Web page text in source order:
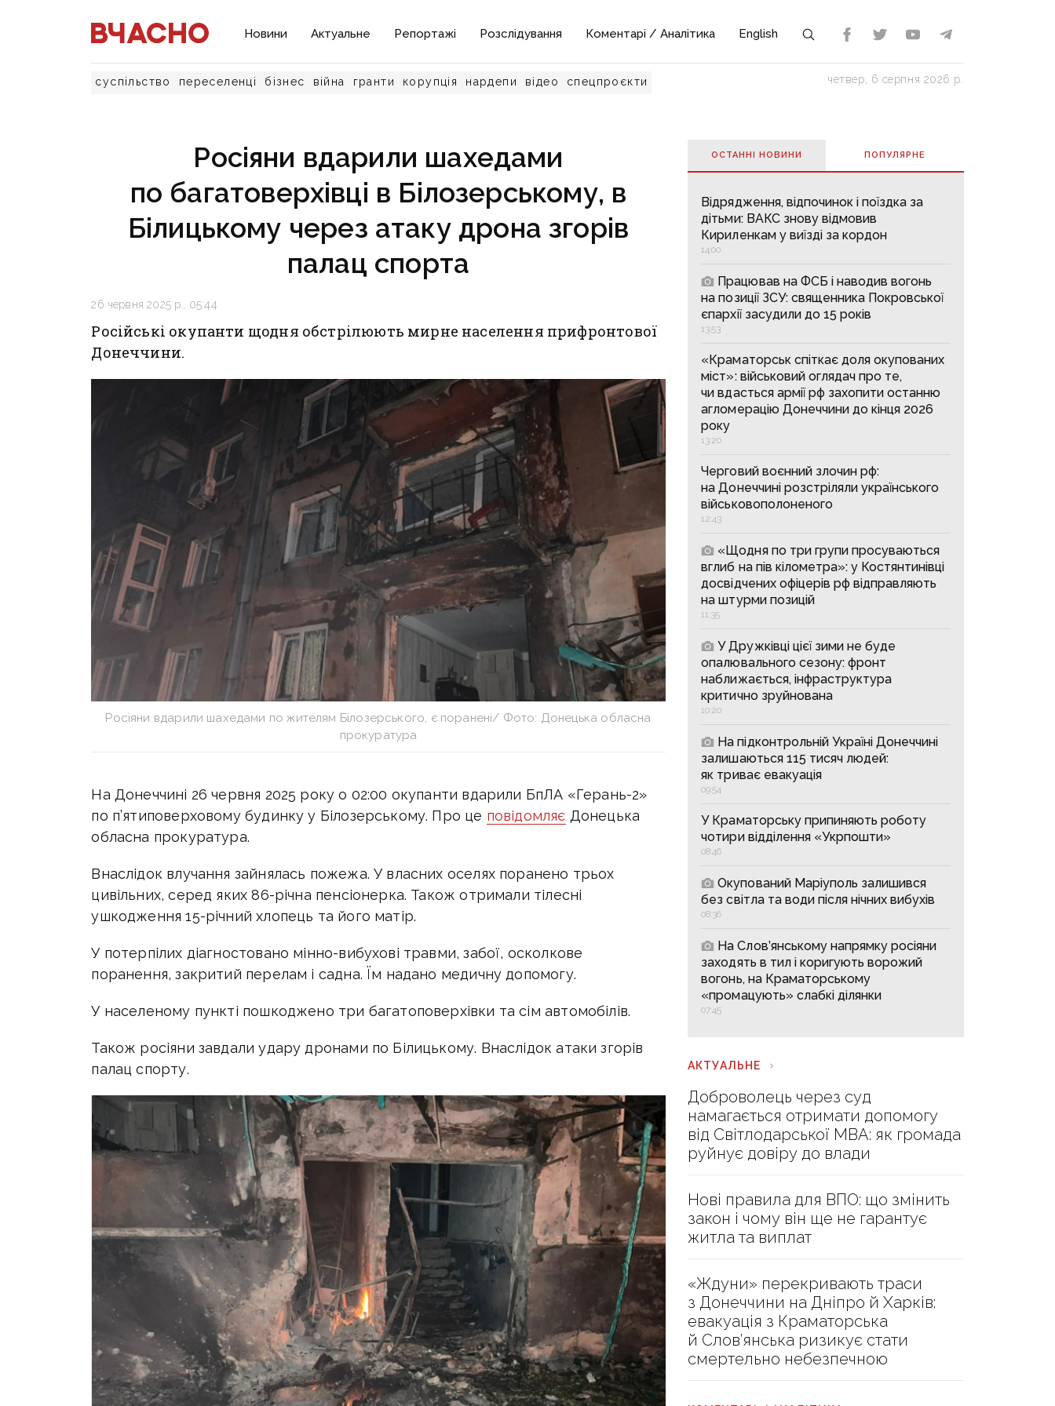
Новини Актуальне Репортажі Розслідування Коментарі / Аналітика English
суспільство переселенці бізнес війна гранти корупція нардепи відео спецпроєкти четвер, 6 серпня 2026 р.
Росіяни вдарили шахедами
по багатоверхівці в Білозерському, в
Білицькому через атаку дрона згорів
палац спорта
26 червня 2025 р., 05:44
Російські окупанти щодня обстрілюють мирне населення прифронтової
Донеччини.
Росіяни вдарили шахедами по жителям Білозерського, є поранені/ Фото: Донецька обласна
прокуратура
На Донеччині 26 червня 2025 року о 02:00 окупанти вдарили БпЛА «Герань-2»
по п’ятиповерховому будинку у Білозерському. Про це повідомляє Донецька
обласна прокуратура.
Внаслідок влучання зайнялась пожежа. У власних оселях поранено трьох
цивільних, серед яких 86-річна пенсіонерка. Також отримали тілесні
ушкодження 15-річний хлопець та його матір.
У потерпілих діагностовано мінно-вибухові травми, забої, осколкове
поранення, закритий перелам і садна. Їм надано медичну допомогу.
У населеному пункті пошкоджено три багатоповерхівки та сім автомобілів.
Також росіяни завдали удару дронами по Білицькому. Внаслідок атаки згорів
палац спорту.
ОСТАННІ НОВИНИ ПОПУЛЯРНE
Відрядження, відпочинок і поїздка за
дітьми: ВАКС знову відмовив
Кириленкам у виїзді за кордон
14:00
Працював на ФСБ і наводив вогонь
на позиції ЗСУ: священника Покровської
єпархії засудили до 15 років
13:53
«Краматорськ спіткає доля окупованих
міст»: військовий оглядач про те,
чи вдасться армії рф захопити останню
агломерацію Донеччини до кінця 2026
року
13:20
Черговий воєнний злочин рф:
на Донеччині розстріляли українського
військовополоненого
12:43
«Щодня по три групи просуваються
вглиб на пів кілометра»: у Костянтинівці
досвідчених офіцерів рф відправляють
на штурми позицій
11:35
У Дружківці цієї зими не буде
опалювального сезону: фронт
наближається, інфраструктура
критично зруйнована
10:20
На підконтрольній Україні Донеччині
залишаються 115 тисяч людей:
як триває евакуація
09:54
У Краматорську припиняють роботу
чотири відділення «Укрпошти»
08:46
Окупований Маріуполь залишився
без світла та води після нічних вибухів
08:36
На Слов’янському напрямку росіяни
заходять в тил і коригують ворожий
вогонь, на Краматорському
«промацують» слабкі ділянки
07:45
АКТУАЛЬНЕ
Доброволець через суд
намагається отримати допомогу
від Світлодарської МВА: як громада
руйнує довіру до влади
Нові правила для ВПО: що змінить
закон і чому він ще не гарантує
житла та виплат
«Ждуни» перекривають траси
з Донеччини на Дніпро й Харків:
евакуація з Краматорська
й Слов’янська ризикує стати
смертельно небезпечною